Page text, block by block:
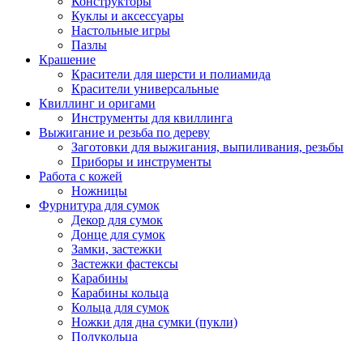
Куклы и аксессуары
Настольные игры
Пазлы
Крашение
Красители для шерсти и полиамида
Красители универсальные
Квиллинг и оригами
Инструменты для квиллинга
Выжигание и резьба по дереву
Заготовки для выжигания, выпиливания, резьбы
Приборы и инструменты
Работа с кожей
Ножницы
Фурнитура для сумок
Декор для сумок
Донце для сумок
Замки, застежки
Застежки фастексы
Карабины
Карабины кольца
Кольца для сумок
Ножки для дна сумки (пукли)
Полукольца